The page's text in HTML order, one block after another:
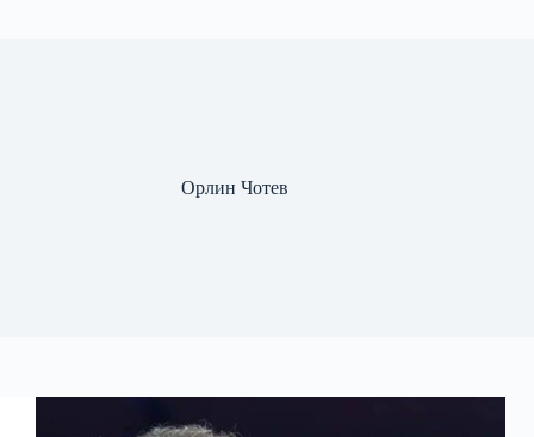
Орлин Чотев